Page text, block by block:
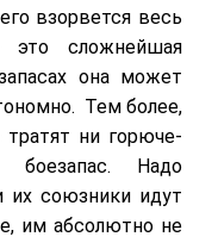
взорвется весь
это сложнейшая
она может
Тем более,
ни горюче-
боезапас. Надо
их союзники идут
им абсолютно не